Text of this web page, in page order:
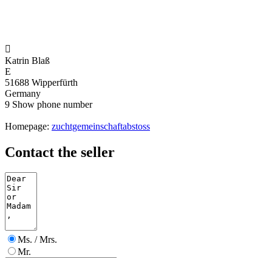

Katrin Blaß
E
51688 Wipperfürth
Germany
9 Show phone number
Homepage: zuchtgemeinschaftabstoss
Contact the seller
Ms. / Mrs.
Mr.